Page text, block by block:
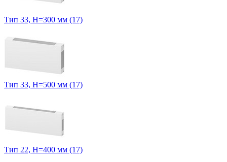
Тип 33, H=300 мм (17)
Тип 33, H=500 мм (17)
Тип 22, H=400 мм (17)